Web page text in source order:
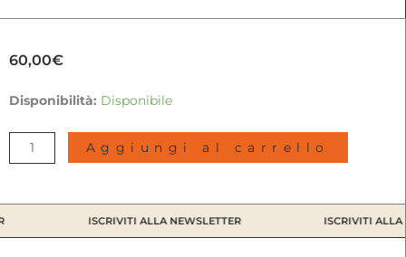
60,00€
Disponibilità: Disponibile
Inferno
Dante
Alighieri,
Aggiungi al carrello
ISCRIVITI ALLA NEWSLETTER ISCRIVITI ALLA